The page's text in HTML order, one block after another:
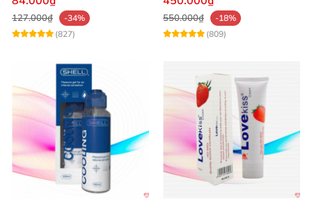
127.000₫
-34%
(827)
550.000₫
-18%
(809)